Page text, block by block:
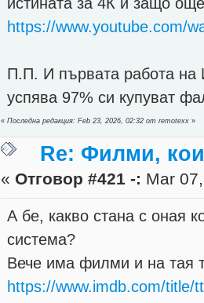
https://www.youtube.com/
П.П. И първата работа на
успява 97% си купуват
«Последна редакция: Feb 23, 2026, 02:32 от remotexx »
Re: Филми,
« Отговор #421 -: Mar
А бе, какво стана с оная
система?
Вече има филми и на тая
https://www.imdb.com/title/